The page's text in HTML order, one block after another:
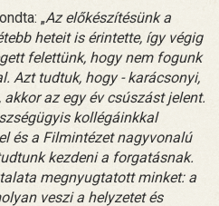
„Az előkészítésünk a
heteit is érintette, így végig
felettünk, hogy nem fogunk
Azt tudtuk, hogy - karácsonyi,
az egy év csúszást jelent.
kollégáinkkal
és a Filmintézet nagyvonalú
kezdeni a forgatásnak.
megnyugtatott minket: a
veszi a helyzetet és